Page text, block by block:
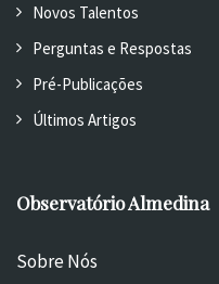
Novos Talentos
Perguntas e Respostas
Pré-Publicações
Últimos Artigos
Observatório Almedina
Sobre Nós